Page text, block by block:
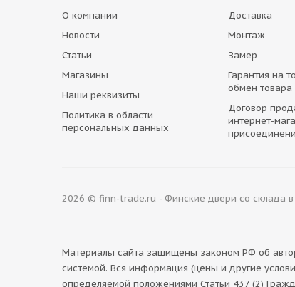
О компании
Новости
Статьи
Магазины
Наши реквизиты
Политика в области
персональных данных
Доставка
Монтаж
Замер
Гарантия на
обмен товара
Договор
интернет-
2026 © finn-trade.ru - Финские двери со склада в
Материалы сайта защищены законом РФ об
системой. Вся информация (цены и другие
определяемой положениями Статьи 437 (2)